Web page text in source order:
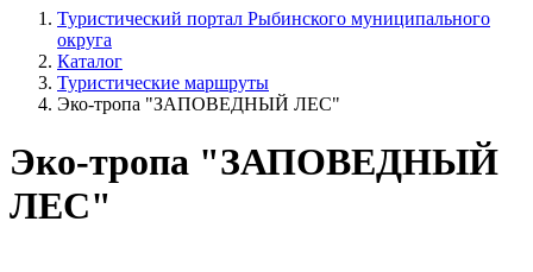
Туристический портал Рыбинского муниципального
округа
Каталог
Туристические маршруты
Эко-тропа "ЗАПОВЕДНЫЙ ЛЕС"
Эко-тропа "ЗАПОВЕДНЫЙ
ЛЕС"